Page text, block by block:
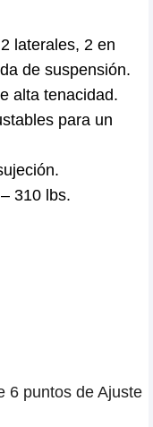
laterales, 2 en
de suspensión.
alta tenacidad.
para un
310 lbs.
6 puntos de Ajuste